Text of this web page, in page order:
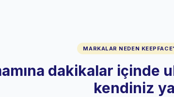
MARKALAR NEDEN
dakikalar içinde
kendiniz